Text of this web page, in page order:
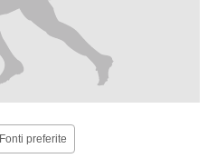
Fonti preferite